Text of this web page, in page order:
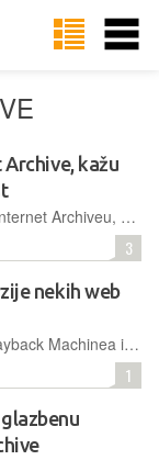
kažu
Reddit je ograničio pristup Internet Archiveu, navodeći kao razlog borbu protiv neovlaštenog prikupljanja podataka za AI modele. No, korisnici su skeptični i vjeruju da je pravi motiv unovčavanje vlastitih podataka
3
nekih web
Istražite kako alati poput Wayback Machinea i drugih digitalnih arhiva čuvaju povijest Interneta. Otkrijte izgubljeni sadržaj - zabavite se povratkom u digitalnu prošlost
1